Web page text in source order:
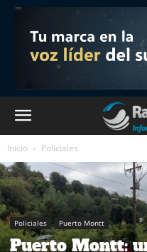
Inicio Policiales
Policiales Puerto Montt
Puerto Montt: